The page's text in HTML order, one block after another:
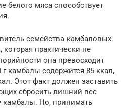
белого мяса способствует
семейства камбаловых.
практически не
она превосходит
камбалы содержится 85 ккал,
Этот факт должен заставить
сбросить лишний вес
камбалы. Но, принимать